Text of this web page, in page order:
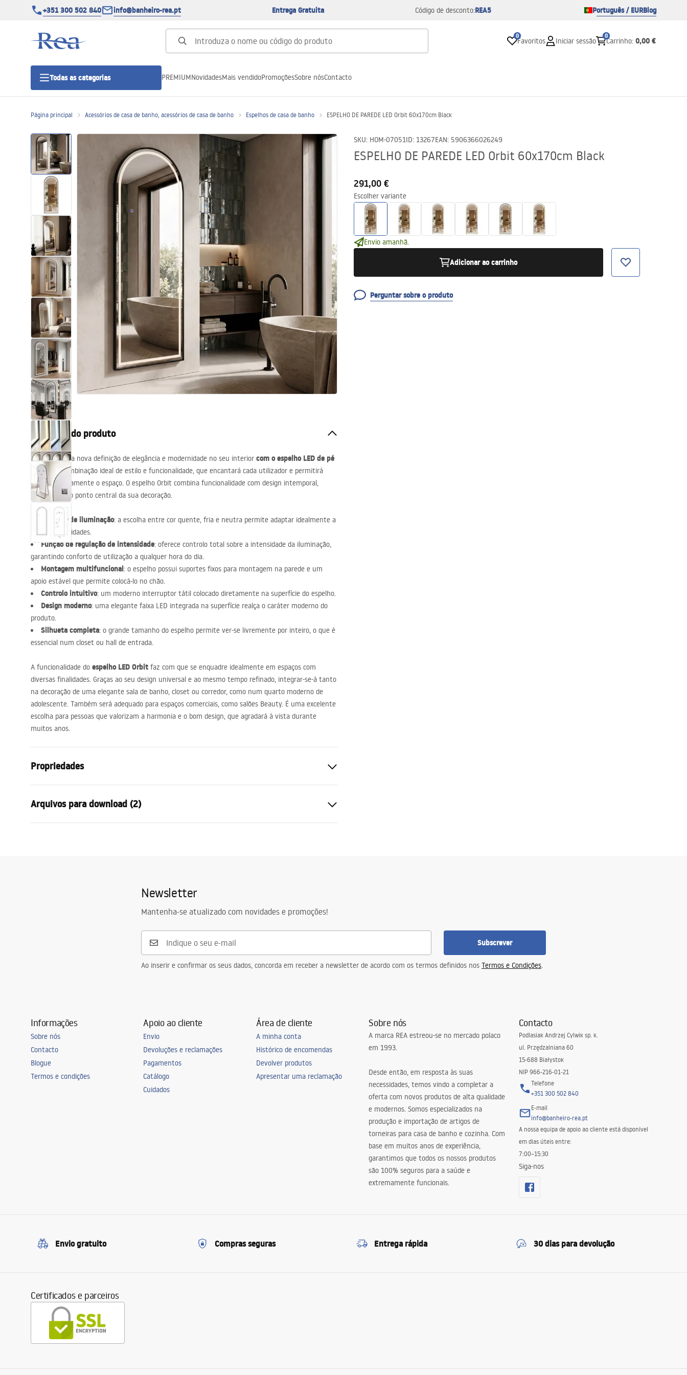
+351 300 502 840 info@banheiro-rea.pt Entrega Gratuita Código de desconto:REA5 Português / EURBlog
0
Favoritos Iniciar sessão
0
Carrinho: 0,00 €
Todas as categorias
outras
Portas de duche
Bases de duche de casa de banho
Sumidouros de duche
Sanitas, lavatórios
Lava-louças e lavatórios de casa
de banho
Cabinas de duche de casa de
banho
Misturadores de casa de banho
Chuveiros de casa de banho
Cozinha
Acessórios de casa de banho,
acessórios de casa de banho
PREMIUMNovidadesMais vendidoPromoçõesSobre nósContacto
Página principal Acessórios de casa de banho, acessórios de casa de banho Espelhos de casa de banho ESPELHO DE PAREDE LED Orbit 60x170cm Black
SKU: HOM-07051ID: 13267EAN: 5906366026249
ESPELHO DE PAREDE LED Orbit 60x170cm Black
291,00 €
Escolher variante
Envio amanhã.
Adicionar ao carrinho
Perguntar sobre o produto
Descrição do produto
Descubra uma nova definição de elegância e modernidade no seu interior com o espelho LED de pé
Orbit. É a combinação ideal de estilo e funcionalidade, que encantará cada utilizador e permitirá
ampliar opticamente o espaço. O espelho Orbit combina funcionalidade com design intemporal,
tornando-se o ponto central da sua decoração.
3 modos de iluminação: a escolha entre cor quente, fria e neutra permite adaptar idealmente a
luz às necessidades.
Função de regulação de intensidade: oferece controlo total sobre a intensidade da iluminação,
garantindo conforto de utilização a qualquer hora do dia.
Montagem multifuncional: o espelho possui suportes fixos para montagem na parede e um
apoio estável que permite colocá-lo no chão.
Controlo intuitivo: um moderno interruptor tátil colocado diretamente na superfície do espelho.
Design moderno: uma elegante faixa LED integrada na superfície realça o caráter moderno do
produto.
Silhueta completa: o grande tamanho do espelho permite ver-se livremente por inteiro, o que é
essencial num closet ou hall de entrada.
A funcionalidade do espelho LED Orbit faz com que se enquadre idealmente em espaços com
diversas finalidades. Graças ao seu design universal e ao mesmo tempo refinado, integrar-se-á tanto
na decoração de uma elegante sala de banho, closet ou corredor, como num quarto moderno de
adolescente. Também será adequado para espaços comerciais, como salões Beauty. É uma excelente
escolha para pessoas que valorizam a harmonia e o bom design, que agradará à vista durante
muitos anos.
Propriedades
Largura
Profundidade
30mm
Plástico
Retangular
12W
24 meses
Arquivos para download (2)
Newsletter
Mantenha-se atualizado com novidades e promoções!
Subscrever
Ao inserir e confirmar os seus dados, concorda em receber a newsletter de acordo com os termos definidos nos Termos e Condições.
Informações
Sobre nós
Contacto
Blogue
Termos e condições
Apoio ao cliente
Envio
Devoluções e reclamações
Pagamentos
Catálogo
Cuidados
Área de cliente
A minha conta
Histórico de encomendas
Devolver produtos
Apresentar uma reclamação
Sobre nós
A marca REA estreou-se no mercado polaco
em 1993.
Desde então, em resposta às suas
necessidades, temos vindo a completar a
oferta com novos produtos de alta qualidade
e modernos. Somos especializados na
produção e importação de artigos de
torneiras para casa de banho e cozinha. Com
base em muitos anos de experiência,
garantimos que todos os nossos produtos
são 100% seguros para a saúde e
extremamente funcionais.
Contacto
Podlasiak Andrzej Cylwik sp. k.
ul. Przędzalniana 60
15-688 Białystok
NIP 966-216-01-21
Telefone
+351 300 502 840
E-mail
info@banheiro-rea.pt
A nossa equipa de apoio ao cliente está disponível
em dias úteis entre:
7:00–15:30
Siga-nos
Envio gratuito Compras seguras Entrega rápida 30 dias para devolução
Certificados e parceiros